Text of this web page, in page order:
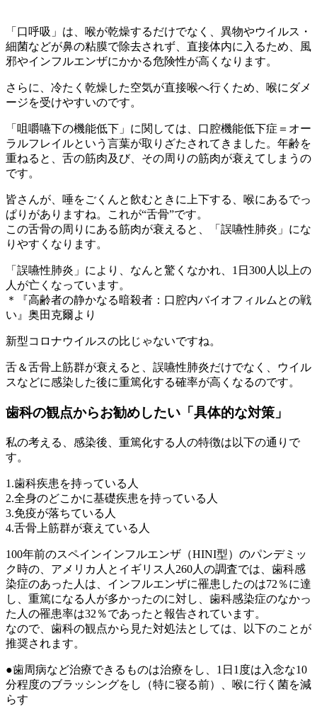
「口呼吸」は、喉が乾燥するだけでなく、異物やウイルス・
細菌などが鼻の粘膜で除去されず、直接体内に入るため、風
邪やインフルエンザにかかる危険性が高くなります。
さらに、冷たく乾燥した空気が直接喉へ行くため、喉にダメ
ージを受けやすいのです。
「咀嚼嚥下の機能低下」に関しては、口腔機能低下症＝オー
ラルフレイルという言葉が取りざたされてきました。年齢を
重ねると、舌の筋肉及び、その周りの筋肉が衰えてしまうの
です。
皆さんが、唾をごくんと飲むときに上下する、喉にあるでっ
ぱりがありますね。これが“舌骨”です。
この舌骨の周りにある筋肉が衰えると、「誤嚥性肺炎」にな
りやすくなります。
「誤嚥性肺炎」により、なんと驚くなかれ、1日300人以上の
人が亡くなっています。
＊『高齢者の静かなる暗殺者：口腔内バイオフィルムとの戦
い』奥田克爾より
新型コロナウイルスの比じゃないですね。
舌＆舌骨上筋群が衰えると、誤嚥性肺炎だけでなく、ウイル
スなどに感染した後に重篤化する確率が高くなるのです。
歯科の観点からお勧めしたい「具体的な対策」
私の考える、感染後、重篤化する人の特徴は以下の通りで
す。
1.歯科疾患を持っている人
2.全身のどこかに基礎疾患を持っている人
3.免疫が落ちている人
4.舌骨上筋群が衰えている人
100年前のスペインインフルエンザ（HINI型）のパンデミッ
ク時の、アメリカ人とイギリス人260人の調査では、歯科感
染症のあった人は、インフルエンザに罹患したのは72％に達
し、重篤になる人が多かったのに対し、歯科感染症のなかっ
た人の罹患率は32％であったと報告されています。
なので、歯科の観点から見た対処法としては、以下のことが
推奨されます。
●歯周病など治療できるものは治療をし、1日1度は入念な10
分程度のブラッシングをし（特に寝る前）、喉に行く菌を減
らす